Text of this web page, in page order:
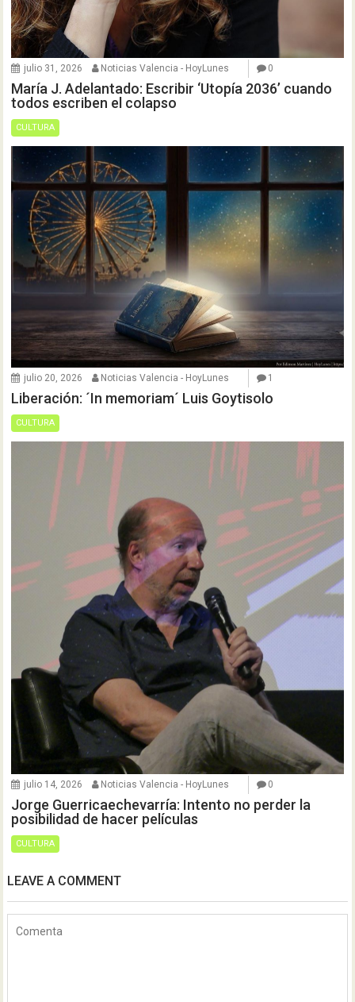
julio 31, 2026 Noticias Valencia - HoyLunes 0
María J. Adelantado: Escribir ‘Utopía 2036’ cuando
todos escriben el colapso
CULTURA
julio 20, 2026 Noticias Valencia - HoyLunes 1
Liberación: ´In memoriam´ Luis Goytisolo
CULTURA
julio 14, 2026 Noticias Valencia - HoyLunes 0
Jorge Guerricaechevarría: Intento no perder la
posibilidad de hacer películas
CULTURA
LEAVE A COMMENT